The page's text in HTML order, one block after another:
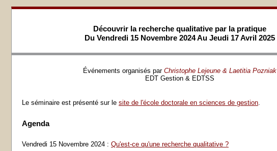
Découvrir la recherche qualitative par la pratique
Du Vendredi 15 Novembre 2024 Au Jeudi 17 Avril 2025
Événements organisés par Christophe Lejeune & Laetitia Pozniak
EDT Gestion & EDTSS
Le séminaire est présenté sur le site de l'école doctorale en sciences de gestion
Agenda
Vendredi 15 Novembre 2024 : Qu'est-ce qu'une recherche qualitative ?